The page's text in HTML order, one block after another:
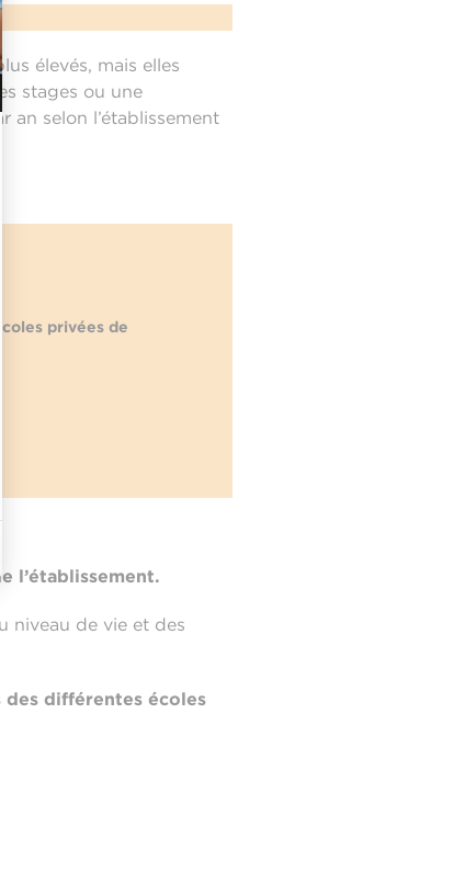
élevés, mais elles
stages ou une
selon l’établissement
privées de
l’établissement.
niveau de vie et des
des différentes écoles